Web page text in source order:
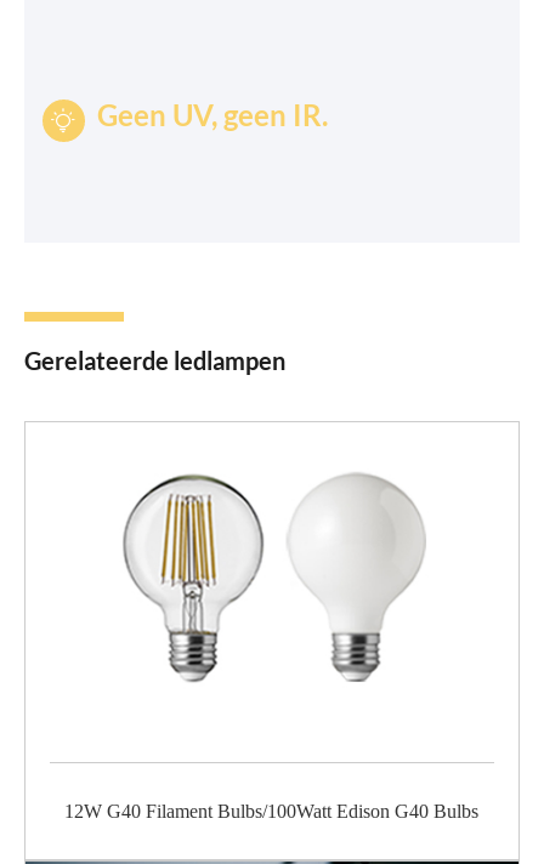
 Geen UV, geen IR.
Gerelateerde ledlampen
12W G40 Filament Bulbs/100Watt Edison G40 Bulbs